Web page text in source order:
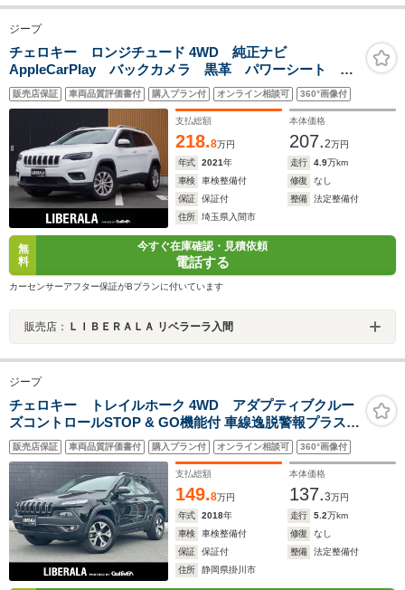
ジープ
チェロキー ロンジチュード 4WD 純正ナビ
AppleCarPlay バックカメラ 黒革 パワーシート シ
ートヒーター パワーバックドア 純正17インチアルミ
ホイール LEDヘッドライト ETC コーナーセンサ
ー ドライブレコーダー アイドリングストップ
販売店保証 車両品質評価書付 購入プラン付 オンライン相談可 360°画像付
支払総額
218.8万円
本体価格
207.2万円
年式
2021年 走行 4.9万km
車検
車検整備付 修復
なし
保証
保証付 整備
法定整備付
住所
埼玉県入間市
無
料
今すぐ在庫確認・見積依頼
電話する
カーセンサーアフター保証がBプランに付いています
販売店： ＬＩＢＥＲＡＬＡ リベラーラ入間
ジープ
チェロキー トレイルホーク 4WD アダプティブクルー
ズコントロールSTOP & GO機能付 車線逸脱警報プラス
前面衝突警報 ブラインドスポットモニター
ParkSense縦列並列パークアシスト.8.4インチ純正メモリ
ナビ ディスチャージヘッドライト
販売店保証 車両品質評価書付 購入プラン付 オンライン相談可 360°画像付
支払総額
149.8万円
本体価格
137.3万円
年式
2018年 走行 5.2万km
車検
車検整備付 修復
なし
保証
保証付 整備
法定整備付
住所
静岡県掛川市